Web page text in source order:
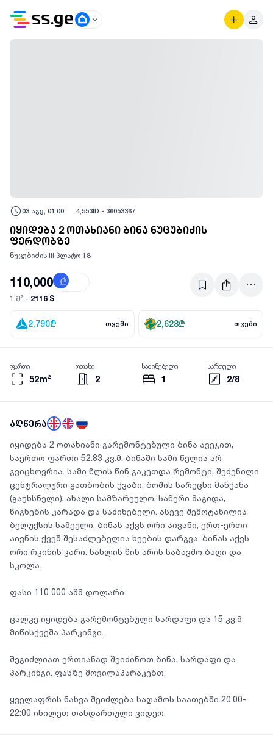
03 აგვ, 01:00 4,553ID - 36053367
იყიდება 2 ოთახიანი ბინა ნუცუბიძის
ფერდობზე
ნუცუბიძის III პლატო 18
110,000 ₾
1 მ² - 2116 $
2,790₾ თვეში 2,628₾ თვეში
52m²
ფართი
2
ოთახი
1
საძინებელი
2/8
სართული
აღწერა
იყიდება 2 ოთახიანი გარემონტებული ბინა ავეჯით,
საერთო ფართი 52.83 კვ.მ. ბინაში სამი წელია არ
გვიცხოვრია. სამი წლის წინ გაკეთდა რემონტი, შეძენილი
ცენტრალური გათბობის ქვაბი, ბოშის სარეცხი მანქანა
(გაუხსნელი), ახალი სამზარეულო, საწერი მაგიდა,
წიგნების კარადა და საძინებელი. ასევე შემოტანილია
ბელუქსის სამეული. ბინას აქვს ორი აივანი, ერთ-ერთი
აივნის ქვეშ შესაძლებელია ხეების დარგვა. ბინას აქვს
ორი რკინის კარი. სახლის წინ არის საბავშო ბაღი და
სკოლა.
ფასი 110 000 აშშ დოლარი.
ცალკე იყიდება გარემონტებული სარდაფი და 15 კვ.მ
მიწისქვეშა პარკინგი.
შეგიძლიათ ერთიანად შეიძინოთ ბინა, სარდაფი და
პარკინგი. ფასზე მოვილაპარაკებთ.
ყველაფრის ნახვა შეიძლება საღამოს საათებში 20:00-
22:00 იხილეთ თანდართული ვიდეო.